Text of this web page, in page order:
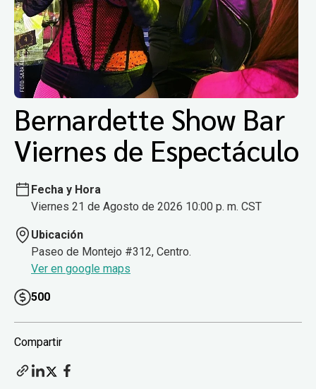
Bernardette Show Bar
Viernes de Espectáculo
Fecha y Hora
Viernes 21 de Agosto de 2026 10:00 p. m. CST
Ubicación
Paseo de Montejo #312, Centro.
Ver en google maps
500
Compartir